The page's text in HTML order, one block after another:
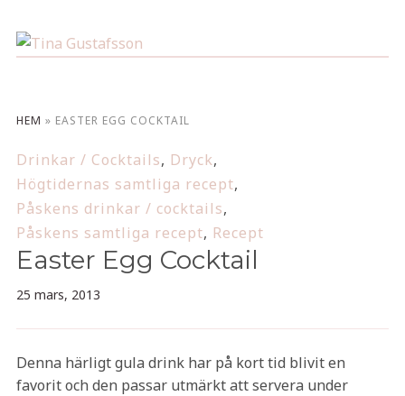
HEM » EASTER EGG COCKTAIL
Drinkar / Cocktails, Dryck,
Högtidernas samtliga recept,
Påskens drinkar / cocktails,
Påskens samtliga recept, Recept
Easter Egg Cocktail
25 mars, 2013
Denna härligt gula drink har på kort tid blivit en
favorit och den passar utmärkt att servera under